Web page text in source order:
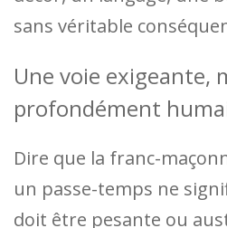
sans véritable
Une voie exigeante,
profondément
Dire que la franc-
un passe-temps ne
doit être pesante ou